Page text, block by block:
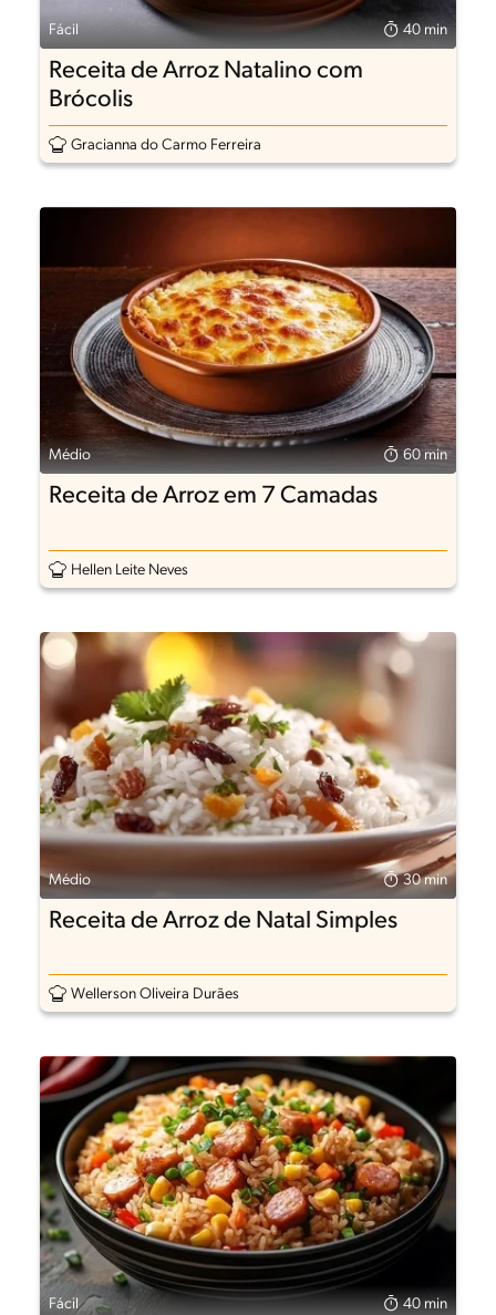
Fácil 40 min
Receita de Arroz Natalino com
Brócolis
Gracianna do Carmo Ferreira
Médio 60 min
Receita de Arroz em 7 Camadas
Hellen Leite Neves
Médio 30 min
Receita de Arroz de Natal Simples
Wellerson Oliveira Durães
Fácil 40 min